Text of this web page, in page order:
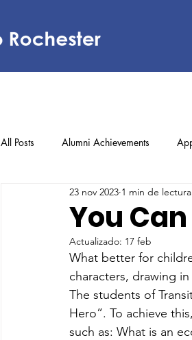
All Posts Alumni Achievements
Lower Elementary Middle School
Upper Elementary
You
23 nov 2023 1 min de lectura
Actualizado: 17 feb
What better for
characters, drawing
The students of
Hero”. To achieve
such as: What is an